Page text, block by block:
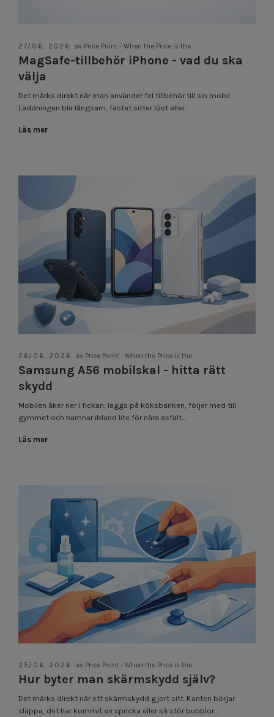
27/06, 2026 av Price Point - When the Price is the
MagSafe-tillbehör iPhone - vad du ska
välja
Det märks direkt när man använder fel tillbehör till sin mobil.
Laddningen blir långsam, fästet sitter löst eller...
Läs mer
26/06, 2026 av Price Point - When the Price is the
Samsung A56 mobilskal - hitta rätt
skydd
Mobilen åker ner i fickan, läggs på köksbänken, följer med till
gymmet och hamnar ibland lite för nära asfalt....
Läs mer
25/06, 2026 av Price Point - When the Price is the
Hur byter man skärmskydd själv?
Det märks direkt när ett skärmskydd gjort sitt. Kanten börjar
släppa, det har kommit en spricka eller så stör bubblor...